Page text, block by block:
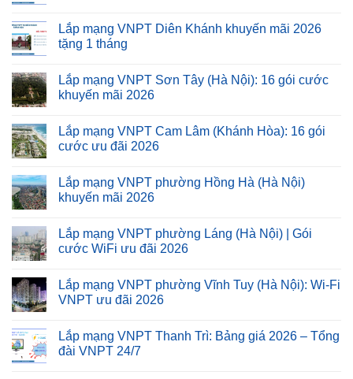
Lắp mạng VNPT Diên Khánh khuyến mãi 2026
tặng 1 tháng
Lắp mạng VNPT Sơn Tây (Hà Nội): 16 gói cước
khuyến mãi 2026
Lắp mạng VNPT Cam Lâm (Khánh Hòa): 16 gói
cước ưu đãi 2026
Lắp mạng VNPT phường Hồng Hà (Hà Nội)
khuyến mãi 2026
Lắp mạng VNPT phường Láng (Hà Nội) | Gói
cước WiFi ưu đãi 2026
Lắp mạng VNPT phường Vĩnh Tuy (Hà Nội): Wi-Fi
VNPT ưu đãi 2026
Lắp mạng VNPT Thanh Trì: Bảng giá 2026 – Tổng
đài VNPT 24/7